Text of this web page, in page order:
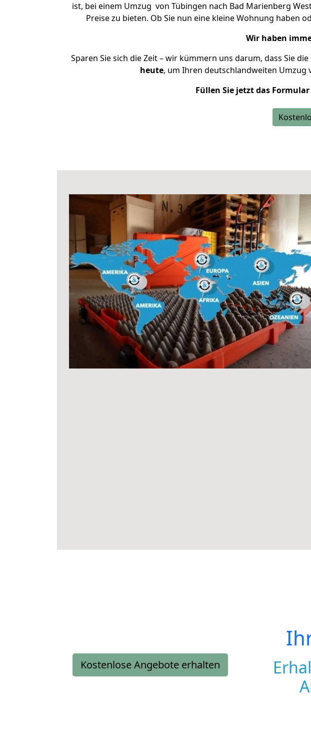
ist, bei einem Umzug von Tübingen nach Bad Marienberg
Preise zu bieten. Ob Sie nun eine kleine Wohnung haben
Wir haben
Sparen Sie sich die Zeit – wir kümmern uns darum, dass Sie
heute, um Ihren deutschlandweiten Umzug
Füllen Sie jetzt das
Kostenlose Angebote erhalten